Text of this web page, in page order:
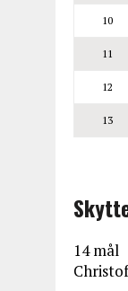
10
11
12
13
14 mål